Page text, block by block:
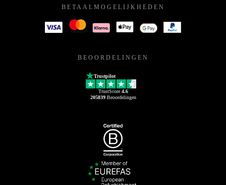
BETAALMOGELIJKHEDEN
BEOORDELINGEN
Trustpilot
TrustScore 4.6
205839Beoordelingen